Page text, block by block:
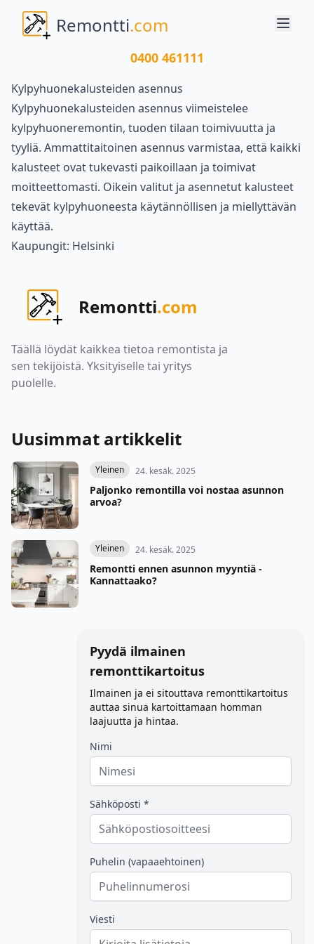
Remontti.com
0400 461111
Kylpyhuonekalusteiden asennus
Kylpyhuonekalusteiden asennus viimeistelee
kylpyhuoneremontin, tuoden tilaan toimivuutta ja
tyyliä. Ammattitaitoinen asennus varmistaa, että kaikki
kalusteet ovat tukevasti paikoillaan ja toimivat
moitteettomasti. Oikein valitut ja asennetut kalusteet
tekevät kylpyhuoneesta käytännöllisen ja miellyttävän
käyttää.
Kaupungit: Helsinki
Remontti.com
Täällä löydät kaikkea tietoa remontista ja
sen tekijöistä. Yksityiselle tai yritys
puolelle.
Uusimmat artikkelit
Yleinen 24. kesäk. 2025
Paljonko remontilla voi nostaa asunnon
arvoa?
Yleinen 24. kesäk. 2025
Remontti ennen asunnon myyntiä -
Kannattaako?
Pyydä ilmainen
remonttikartoitus
Ilmainen ja ei sitouttava remonttikartoitus
auttaa sinua kartoittamaan homman
laajuutta ja hintaa.
Nimi
Sähköposti *
Puhelin (vapaaehtoinen)
Viesti